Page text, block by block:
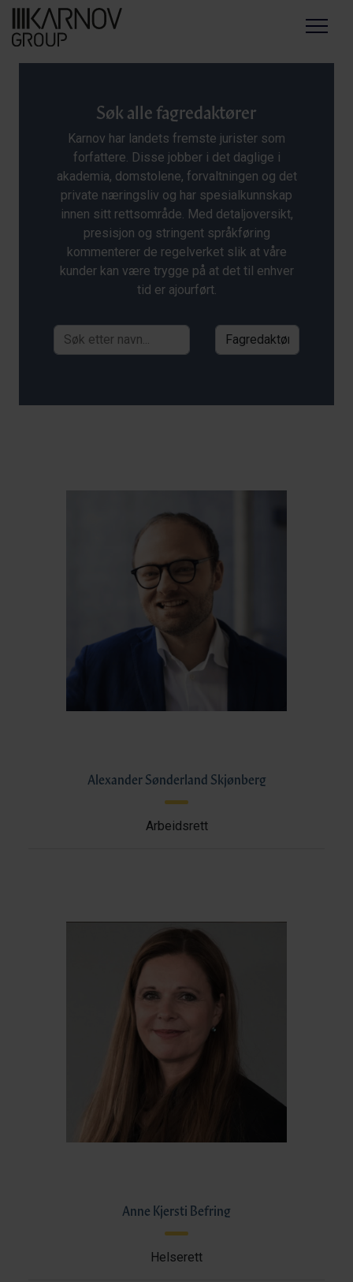
Menu
Søk alle fagredaktører
Karnov har landets fremste jurister som
forfattere. Disse jobber i det daglige i
akademia, domstolene, forvaltningen og det
private næringsliv og har spesialkunnskap
innen sitt rettsområde. Med detaljoversikt,
presisjon og stringent språkføring
kommenterer de regelverket slik at våre
kunder kan være trygge på at det til enhver
tid er ajourført.
Alexander Sønderland Skjønberg
Arbeidsrett
Anne Kjersti Befring
Helserett